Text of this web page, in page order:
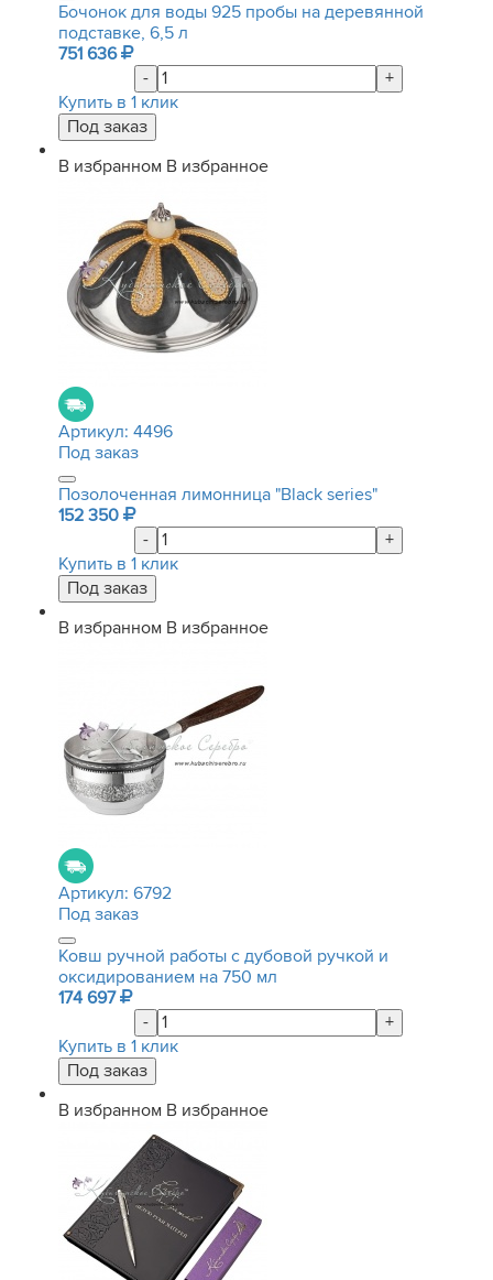
Бочонок для воды 925 пробы на деревянной
подставке, 6,5 л
751 636
-
+
Купить в 1 клик
В избранном В избранное
Артикул: 4496
Под заказ
Позолоченная лимонница "Black series"
152 350
-
+
Купить в 1 клик
В избранном В избранное
Артикул: 6792
Под заказ
Ковш ручной работы с дубовой ручкой и
оксидированием на 750 мл
174 697
-
+
Купить в 1 клик
В избранном В избранное